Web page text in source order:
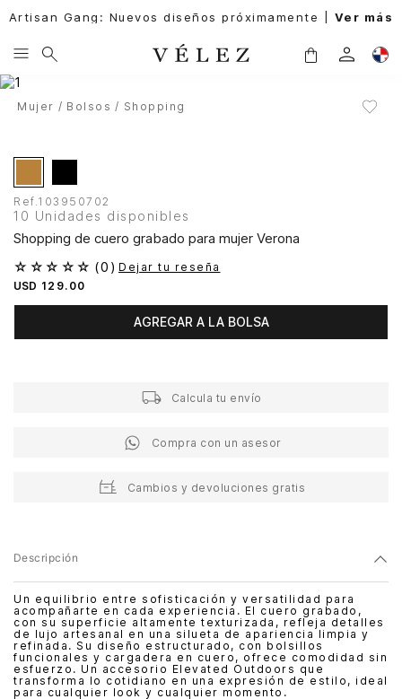
Artisan Gang: Nuevos diseños próximamente | Ver más
Mujer Bolsos Shopping
Ref.103950702
10 Unidades disponibles
Shopping de cuero grabado para mujer Verona
☆ ☆ ☆ ☆ ☆ (0 ) Dejar tu reseña
USD 129. 00
AGREGAR A LA BOLSA
Calcula tu envío
Compra con un asesor
Cambios y devoluciones gratis
Descripción
Un equilibrio entre sofisticación y versatilidad para
acompañarte en cada experiencia. El cuero grabado,
con su superficie altamente texturizada, refleja detalles
de lujo artesanal en una silueta de apariencia limpia y
refinada. Su diseño estructurado, con bolsillos
funcionales y cargadera en cuero, ofrece comodidad sin
esfuerzo. Un accesorio Elevated Outdoors que
transforma lo cotidiano en una expresión de estilo, ideal
para cualquier look y cualquier momento.